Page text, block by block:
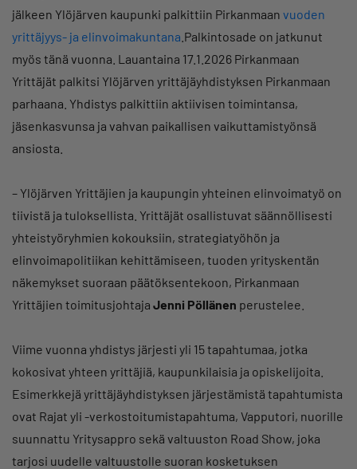
jälkeen Ylöjärven kaupunki palkittiin Pirkanmaan vuoden
yrittäjyys- ja elinvoimakuntana .Palkintosade on jatkunut
myös tänä vuonna. Lauantaina 17.1.2026 Pirkanmaan
Yrittäjät palkitsi Ylöjärven yrittäjäyhdistyksen Pirkanmaan
parhaana. Yhdistys palkittiin aktiivisen toimintansa,
jäsenkasvunsa ja vahvan paikallisen vaikuttamistyönsä
ansiosta.
– Ylöjärven Yrittäjien ja kaupungin yhteinen elinvoimatyö on
tiivistä ja tuloksellista. Yrittäjät osallistuvat säännöllisesti
yhteistyöryhmien kokouksiin, strategiatyöhön ja
elinvoimapolitiikan kehittämiseen, tuoden yrityskentän
näkemykset suoraan päätöksentekoon, Pirkanmaan
Yrittäjien toimitusjohtaja Jenni Pöllänen perustelee.
Viime vuonna yhdistys järjesti yli 15 tapahtumaa, jotka
kokosivat yhteen yrittäjiä, kaupunkilaisia ja opiskelijoita.
Esimerkkejä yrittäjäyhdistyksen järjestämistä tapahtumista
ovat Rajat yli -verkostoitumistapahtuma, Vapputori, nuorille
suunnattu Yritysappro sekä valtuuston Road Show, joka
tarjosi uudelle valtuustolle suoran kosketuksen